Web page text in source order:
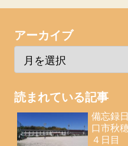
アーカイブ
読まれている記事
備忘録
口市秋
４日目